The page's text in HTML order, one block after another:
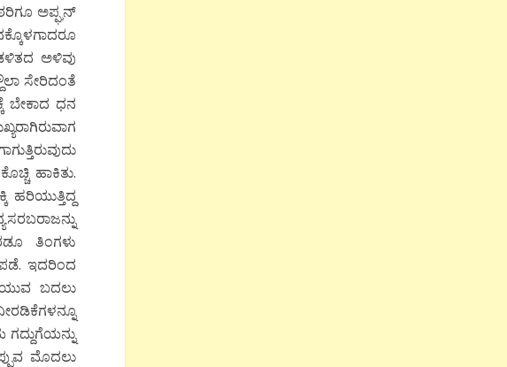
ಅಪ್ಘನ್
ಅಳಿವು
ಸೇರಿದಂತೆ
ಬೇಕಾದ ಧನ
ಹಾಕಿತು.
ಹರಿಯುತ್ತಿದ್ದ
ತಿಂಗಳು
ಪಡೆ. ಇದರಿಂದ
ಬದಲು
ಮೊದಲು